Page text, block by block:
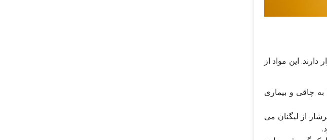
این مواد از
به چاقی و بیماری
از لیگنان می‌